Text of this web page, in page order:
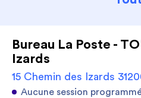
Bureau La Poste -
Izards
15 Chemin des Izards
Aucune session